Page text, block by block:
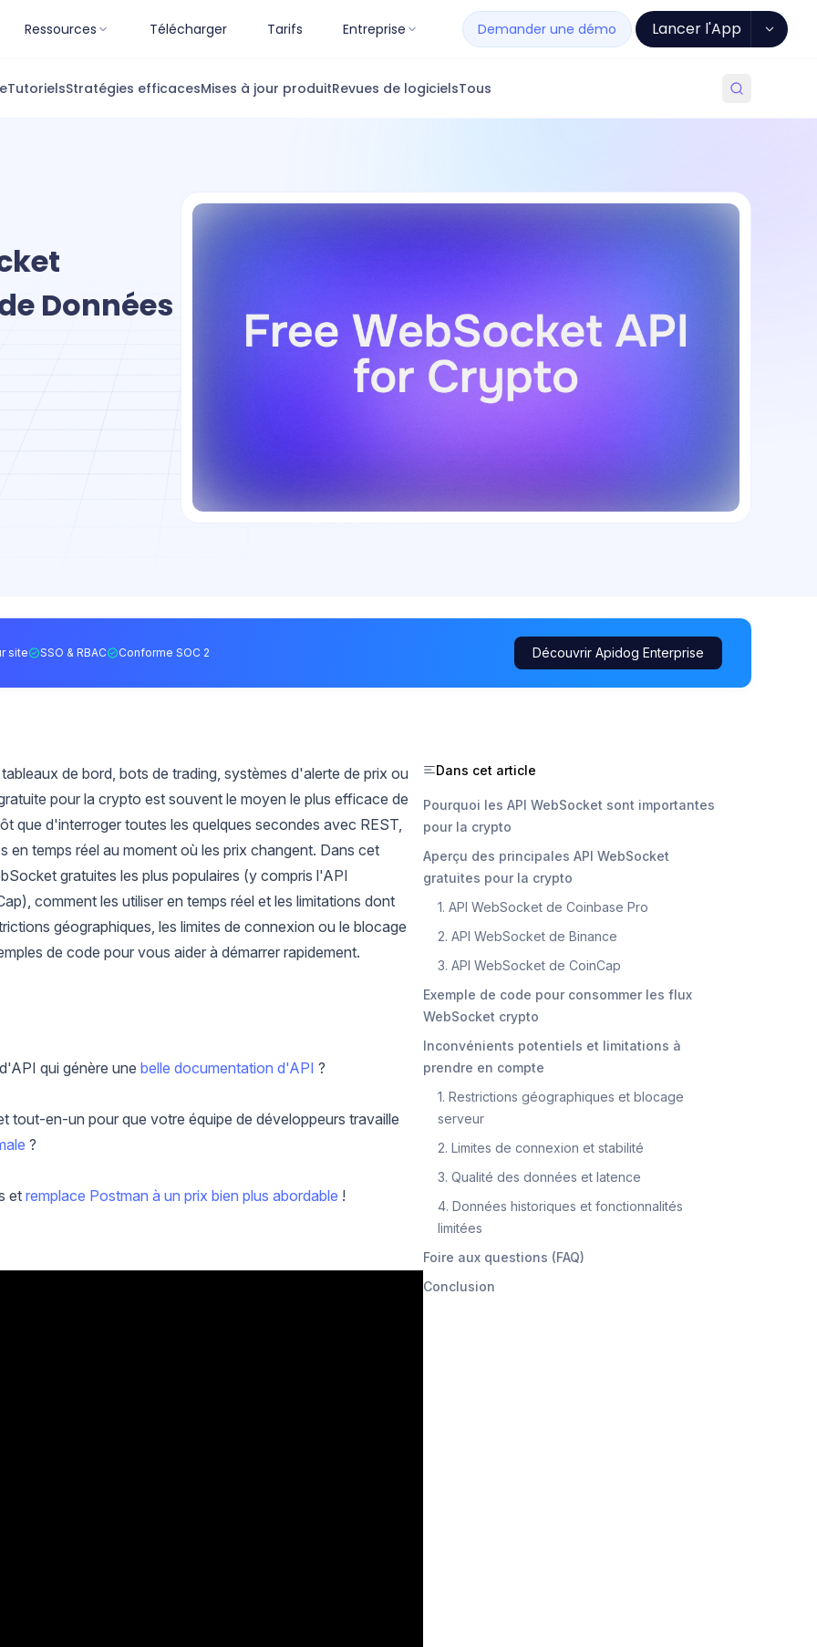
Ressources Télécharger Tarifs Entreprise Demander une démo Lancer l'App
TutorielsStratégies efficacesMises à jour produitRevues de logicielsTous
Données
site SSO & RBAC Conforme SOC 2 Découvrir Apidog Enterprise
de bord, bots de trading, systèmes d'alerte de prix ou
pour la crypto est souvent le moyen le plus efficace de
que d'interroger toutes les quelques secondes avec REST,
temps réel au moment où les prix changent. Dans cet
gratuites les plus populaires (y compris l'API
comment les utiliser en temps réel et les limitations dont
géographiques, les limites de connexion ou le blocage
de code pour vous aider à démarrer rapidement.
qui génère unebelle documentation d'API ?
tout-en-un pour que votre équipe de développeurs travaille
?
etremplace Postman à un prix bien plus abordable !
Dans cet article
Pourquoi les API WebSocket sont importantes
pour la crypto
Aperçu des principales API WebSocket
gratuites pour la crypto
1. API WebSocket de Coinbase Pro
2. API WebSocket de Binance
3. API WebSocket de CoinCap
Exemple de code pour consommer les flux
WebSocket crypto
Inconvénients potentiels et limitations à
prendre en compte
1. Restrictions géographiques et blocage
serveur
2. Limites de connexion et stabilité
3. Qualité des données et latence
4. Données historiques et fonctionnalités
limitées
Foire aux questions (FAQ)
Conclusion